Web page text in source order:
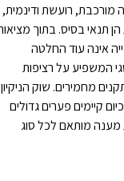
מורכבת, רועשת ודינמית,
הן תנאי בסיס. בתוך
אינה עוד החלטה
המשפיע על רציפות
מחמירים. שוק הניקיון
קיימים פערים גדולים
מענה מותאם לכל סוג